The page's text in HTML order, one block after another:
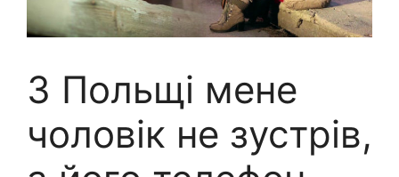
З Польщі мене
чоловік не зустрів,